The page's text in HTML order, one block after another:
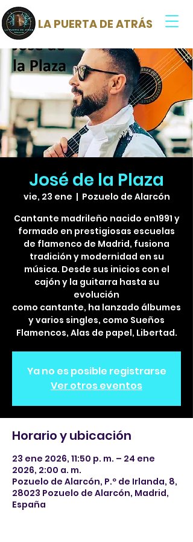
LA PUERTA DE ATRÁS
José de la Plaza
vie, 23 ene
  |
Pozuelo de Alarcón
Cantante madrileño nacido en1991 y
formado en prestigiosas escuelas
de flamenco de Madrid, fusiona
tradición y modernidad en su
música. Desde sus inicios con el
cajón y la guitarra hasta su
evolución
como cantante, ha lanzado álbumes
y varios singles, como Sueños
Flamencos, Alas de papel, Libertad.
Ya no es posible registrarse
Ver otros eventos
Horario y ubicación
23 ene 2026, 11:50 p. m. – 24 ene
2026, 2:00 a. m.
Pozuelo de Alarcón, P.º de Irlanda, 8,
28023 Pozuelo de Alarcón, Madrid,
España